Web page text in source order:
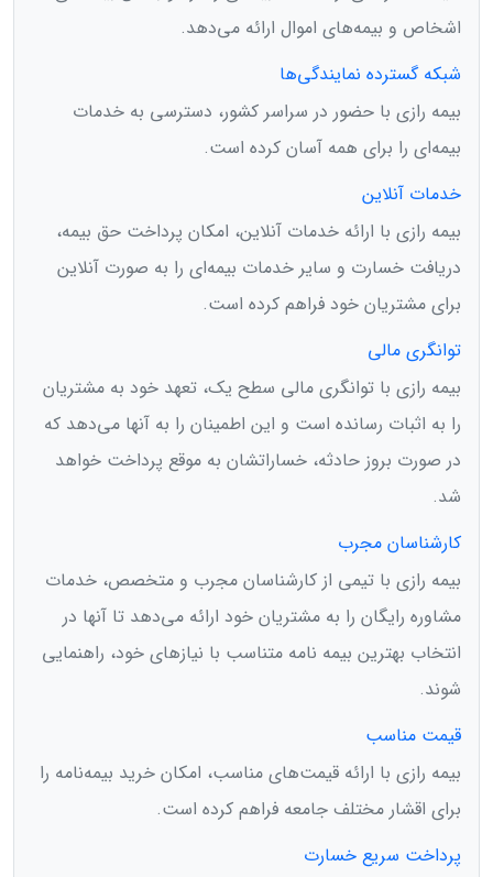
اشخاص و بیمه‌های اموال ارائه می‌دهد.
شبکه گسترده نمایندگی‌ها
بیمه رازی با حضور در سراسر کشور، دسترسی به خدمات
بیمه‌ای را برای همه آسان کرده است.
خدمات آنلاین
بیمه رازی با ارائه خدمات آنلاین، امکان پرداخت حق بیمه،
دریافت خسارت و سایر خدمات بیمه‌ای را به صورت آنلاین
برای مشتریان خود فراهم کرده است.
توانگری مالی
بیمه رازی با توانگری مالی سطح یک، تعهد خود به مشتریان
را به اثبات رسانده است و این اطمینان را به آنها می‌دهد که
در صورت بروز حادثه، خساراتشان به موقع پرداخت خواهد
شد.
کارشناسان مجرب
بیمه رازی با تیمی از کارشناسان مجرب و متخصص، خدمات
مشاوره رایگان را به مشتریان خود ارائه می‌دهد تا آنها در
انتخاب بهترین بیمه ‌نامه متناسب با نیازهای خود، راهنمایی
شوند.
قیمت مناسب
بیمه رازی با ارائه قیمت‌های مناسب، امکان خرید بیمه‌نامه را
برای اقشار مختلف جامعه فراهم کرده است.
پرداخت سریع خسارت